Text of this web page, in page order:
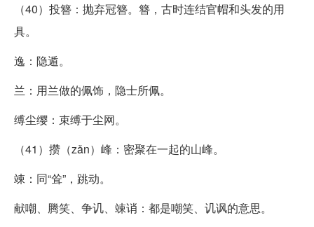
（40）投簪：抛弃冠簪。簪，古时连结官帽和头发的用
具。
逸：隐遁。
兰：用兰做的佩饰，隐士所佩。
缚尘缨：束缚于尘网。
（41）攒（zǎn）峰：密聚在一起的山峰。
竦：同“耸”，跳动。
献嘲、腾笑、争讥、竦诮：都是嘲笑、讥讽的意思。